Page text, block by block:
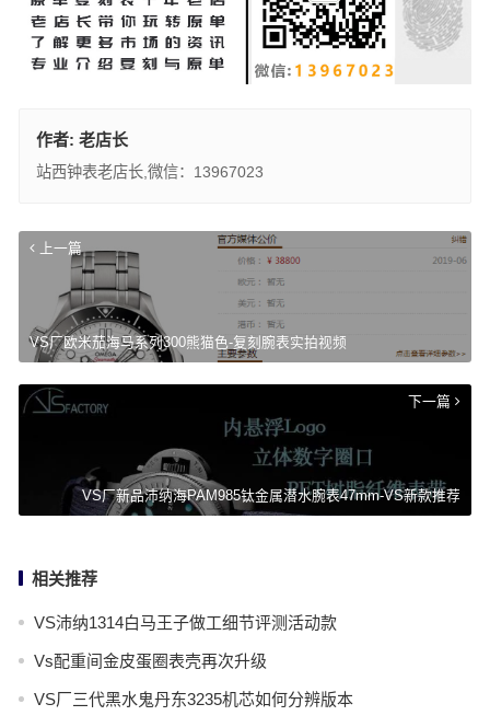
作者: 老店长
站西钟表老店长,微信：13967023
上一篇
VS厂欧米茄海马系列300熊猫色-复刻腕表实拍视频
下一篇
VS厂新品沛纳海PAM985钛金属潜水腕表47mm-VS新款推荐
相关推荐
VS沛纳1314白马王子做工细节评测活动款
Vs配重间金皮蛋圈表壳再次升级
VS厂三代黑水鬼丹东3235机芯如何分辨版本